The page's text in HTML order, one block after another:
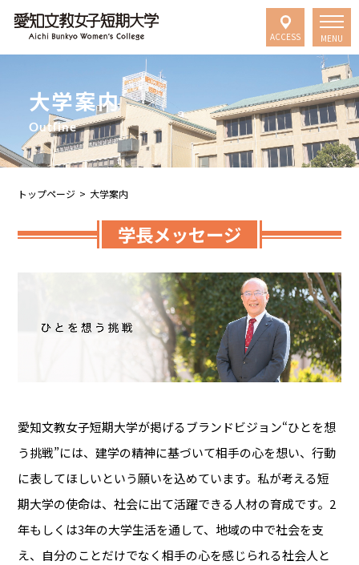
ACCESS
大学案内
Outline
MENU
トップページ > 大学案内
学長メッセージ
愛知文教女子短期大学が掲げるブランドビジョン“ひとを想
う挑戦”には、建学の精神に基づいて相手の心を想い、行動
に表してほしいという願いを込めています。私が考える短
期大学の使命は、社会に出て活躍できる人材の育成です。2
年もしくは3年の大学生活を通して、地域の中で社会を支
え、自分のことだけでなく相手の心を感じられる社会人と